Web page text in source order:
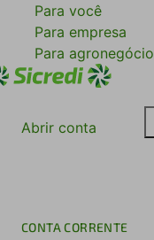
Para você
Para empresa
Para agronegócio
Abrir conta
CONTA CORRENTE